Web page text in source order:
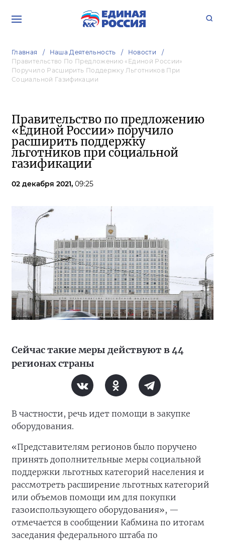
Главная Наша Деятельность
Новости
Правительство По Предложению «Единой России»
Поручило Расширить Поддержку Льготников При
Социальной Газификации
Правительство по предложению
«Единой России» поручило
расширить поддержку
льготников при социальной
газификации
02 декабря 2021, 09:25
Сейчас такие меры действуют в 44
регионах страны
В частности, речь идет помощи в закупке
оборудования.
«Представителям регионов было поручено
принять дополнительные меры социальной
поддержки льготных категорий населения и
рассмотреть расширение льготных категорий
или объемов помощи им для покупки
газоиспользующего оборудования», —
отмечается в сообщении Кабмина по итогам
заседания федерального штаба по